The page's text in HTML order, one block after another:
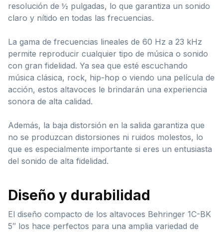
resolución de ½ pulgadas, lo que garantiza un sonido
claro y nítido en todas las frecuencias.
La gama de frecuencias lineales de 60 Hz a 23 kHz
permite reproducir cualquier tipo de música o sonido
con gran fidelidad. Ya sea que esté escuchando
música clásica, rock, hip-hop o viendo una película de
acción, estos altavoces le brindarán una experiencia
sonora de alta calidad.
Además, la baja distorsión en la salida garantiza que
no se produzcan distorsiones ni ruidos molestos, lo
que es especialmente importante si eres un entusiasta
del sonido de alta fidelidad.
Diseño y durabilidad
El diseño compacto de los altavoces Behringer 1C-BK
5″ los hace perfectos para una amplia variedad de